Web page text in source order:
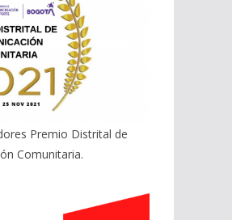
Premio Distrital de
Comunitaria.